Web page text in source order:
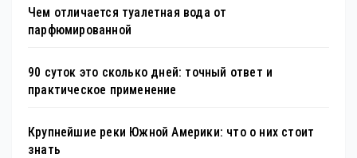
Чем отличается туалетная вода от
парфюмированной
90 суток это сколько дней: точный ответ и
практическое применение
Крупнейшие реки Южной Америки: что о них стоит
знать